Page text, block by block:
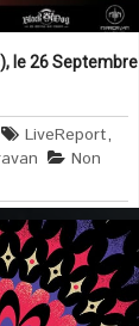
le 26 Septembre
LiveReport,
Non